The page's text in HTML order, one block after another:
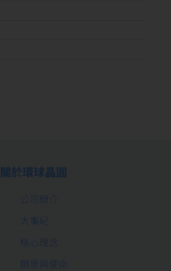
關於環球晶圓
公司簡介
大事紀
核心理念
願景與使命